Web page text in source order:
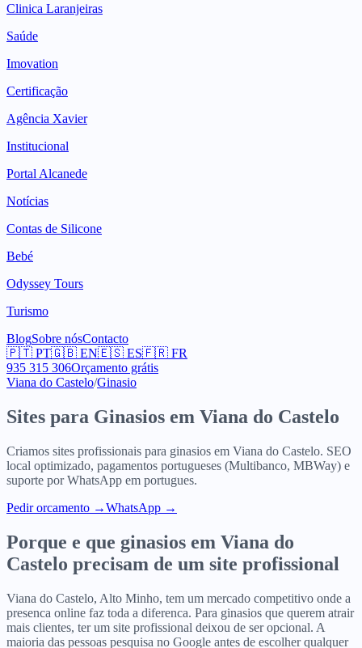
Clinica Laranjeiras
Saúde
Imovation
Certificação
Agência Xavier
Institucional
Portal Alcanede
Notícias
Contas de Silicone
Bebé
Odyssey Tours
Turismo
BlogSobre nósContacto
🇵🇹 PT🇬🇧 EN🇪🇸 ES🇫🇷 FR
935 315 306Orçamento grátis
Viana do Castelo/Ginasio
Sites para Ginasios em Viana do Castelo
Criamos sites profissionais para ginasios em Viana do Castelo. SEO
local optimizado, pagamentos portugueses (Multibanco, MBWay) e
suporte por WhatsApp em portugues.
Pedir orcamento →WhatsApp →
Porque e que ginasios em Viana do
Castelo precisam de um site profissional
Viana do Castelo, Alto Minho, tem um mercado competitivo onde a
presenca online faz toda a diferenca. Para ginasios que querem atrair
mais clientes, ter um site profissional deixou de ser opcional. A
maioria das pessoas pesquisa no Google antes de escolher qualquer